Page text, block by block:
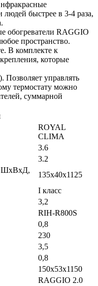
людей быстрее в 3-4 раза,
обогреватели RAGGIO
пространство.
В комплекте к
которые
управлять
термостату можно
суммарной
ROYAL
CLIMA
3.6
3.2
ШхВхД,
135x40x1125
I класс
3,2
RIH-R800S
0,8
230
3,5
0,8
150x53x1150
RAGGIO 2.0